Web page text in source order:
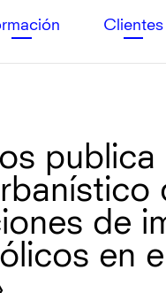
Clientes
de
en